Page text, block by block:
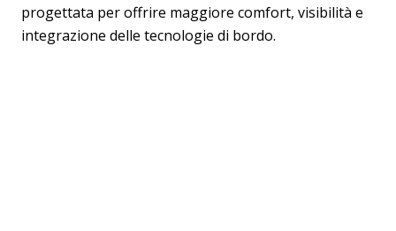
progettata per offrire maggiore comfort, visibilità e
integrazione delle tecnologie di bordo.